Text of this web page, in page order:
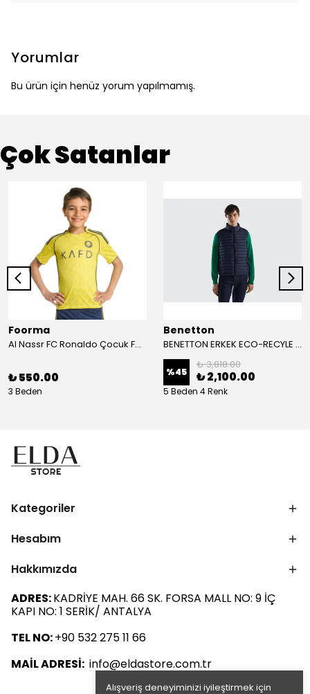
Alışveriş deneyiminizi iyileştirmek için
Yorumlar
Bu ürün için henüz yorum yapılmamış.
Çok Satanlar
Foorma
Al Nassr FC Ronaldo Çocuk Forma 2'li Takım(Şort/T-Shirt)
₺ 550.00
3 Beden
Benetton
BENETTON ERKEK ECO-RECYLE DOLGULU PUFA YELEK
%45
₺ 3,818.00
₺ 2,100.00
5 Beden 4 Renk
Kategoriler
Hesabım
Hakkımızda
ADRES:KADRİYE MAH. 66 SK. FORSA MALL NO: 9 İÇ
KAPI NO: 1 SERİK/ ANTALYA
TEL NO:+90 532 275 11 66
MAİL ADRESİ: info@eldastore.com.tr